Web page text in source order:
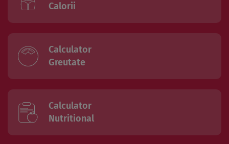
Calorii
Calculator
Greutate
Calculator
Nutritional